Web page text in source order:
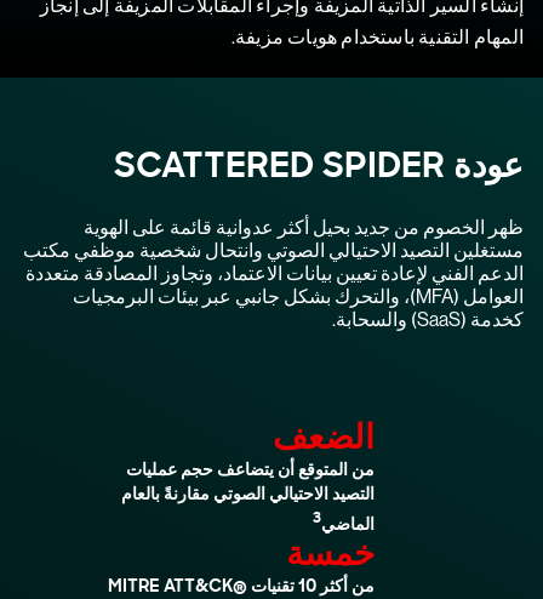
إنشاء السير الذاتية المزيفة وإجراء المقابلات المزيفة إلى إنجاز
المهام التقنية باستخدام هويات مزيفة.
عودة SCATTERED SPIDER
ظهر الخصوم من جديد بحيل أكثر عدوانية قائمة على الهوية
مستغلين التصيد الاحتيالي الصوتي وانتحال شخصية موظفي مكتب
الدعم الفني لإعادة تعيين بيانات الاعتماد، وتجاوز المصادقة متعددة
العوامل (MFA)، والتحرك بشكل جانبي عبر بيئات البرمجيات
كخدمة (SaaS) والسحابة.
الضعف
من المتوقع أن يتضاعف حجم عمليات
التصيد الاحتيالي الصوتي مقارنةً بالعام
الماضي3
خمسة
من أكثر 10 تقنيات MITRE ATT&CK®‎